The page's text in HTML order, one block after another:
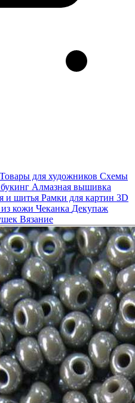
Товары для художников Схемы
Алмазная вышивка
и шитья Рамки для картин 3D
кожи Чеканка Декупаж
Вязание